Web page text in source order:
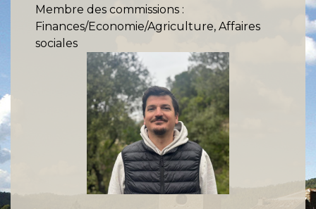
Membre des commissions :
Finances/Economie/Agriculture, Affaires
sociales